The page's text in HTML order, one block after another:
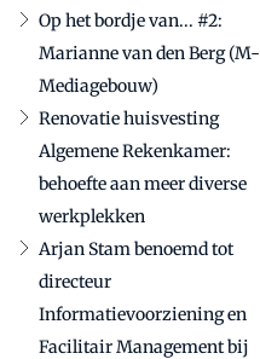
Op het bordje van... #2:
Marianne van den Berg (M-
Mediagebouw)
Renovatie huisvesting
Algemene Rekenkamer:
behoefte aan meer diverse
werkplekken
Arjan Stam benoemd tot
directeur
Informatievoorziening en
Facilitair Management bij